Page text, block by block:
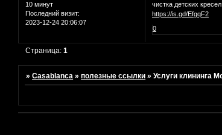
10 минут
Последний визит:
2023-12-24 20:06:07
чистка детских
https://is.gd/EfgqF2
0
Страница:1
»Casablanca »полезные ссылки »Услуги клининга